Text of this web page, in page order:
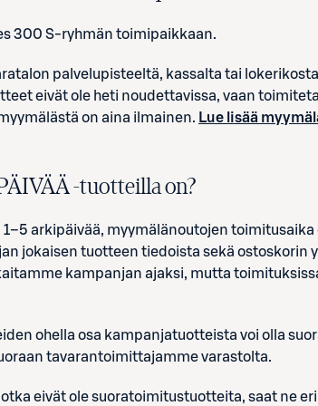
300 S-ryhmän toimipaikkaan.
palvelupisteeltä, kassalta tai
eivät ole heti noudettavissa, vaan
on aina ilmainen. Lue lisää
-tuotteilla on?
arkipäivää, myymälänoutojen toimitusaika
jokaisen tuotteen tiedoista sekä ostoskorin
kampanjan ajaksi, mutta
ohella osa kampanjatuotteista voi olla
tavarantoimittajamme varastolta.
eivät ole suoratoimitustuotteita, saat ne